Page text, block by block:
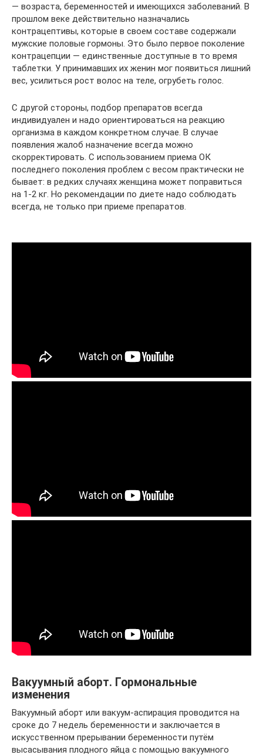
— возраста, беременностей и имеющихся заболеваний. В
прошлом веке действительно назначались
контрацептивы, которые в своем составе содержали
мужские половые гормоны. Это было первое поколение
контрацепции — единственные доступные в то время
таблетки. У принимавших их женин мог появиться лишний
вес, усилиться рост волос на теле, огрубеть голос.
С другой стороны, подбор препаратов всегда
индивидуален и надо ориентироваться на реакцию
организма в каждом конкретном случае. В случае
появления жалоб назначение всегда можно
скорректировать. С использованием приема ОК
последнего поколения проблем с весом практически не
бывает: в редких случаях женщина может поправиться
на 1-2 кг. Но рекомендации по диете надо соблюдать
всегда, не только при приеме препаратов.
Вакуумный аборт. Гормональные
изменения
Вакуумный аборт или вакуум-аспирация проводится на
сроке до 7 недель беременности и заключается в
искусственном прерывании беременности путём
высасывания плодного яйца с помощью вакуумного